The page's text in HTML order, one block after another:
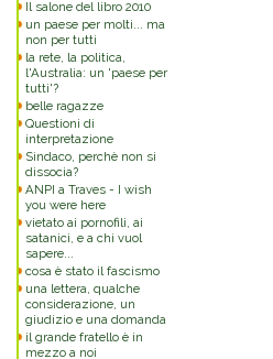
Il salone del libro 2010
un paese per molti... ma
non per tutti
la rete, la politica,
l'Australia: un 'paese per
tutti'?
belle ragazze
Questioni di
interpretazione
Sindaco, perchè non si
dissocia?
ANPI a Traves - I wish
you were here
vietato ai pornofili, ai
satanici, e a chi vuol
sapere...
cosa è stato il fascismo
una lettera, qualche
considerazione, un
giudizio e una domanda
il grande fratello è in
mezzo a noi